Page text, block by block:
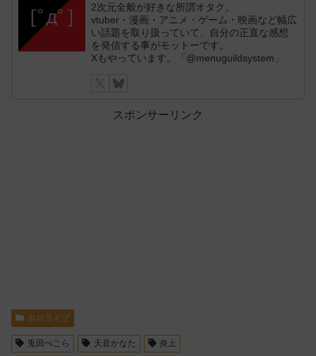
2次元全般が好きな所謂オタク。
vtuber・漫画・アニメ・ゲーム・映画など幅広
い話題を取り扱っていて、自分の正直な感想
を発信する事がモットーです。
Xもやっています。「@menuguildsystem」
スポンサーリンク
ホロライブ
兎田ぺこら 天音かなた 炎上